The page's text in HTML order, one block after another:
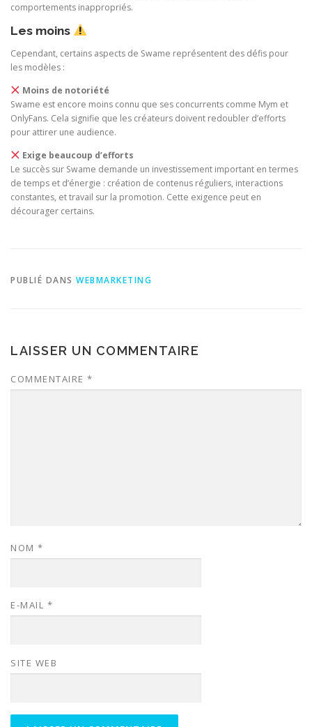
comportements inappropriés.
Les moins
Cependant, certains aspects de Swame représentent des défis pour
les modèles :
Moins de notoriété
Swame est encore moins connu que ses concurrents comme Mym et
OnlyFans. Cela signifie que les créateurs doivent redoubler d’efforts
pour attirer une audience.
Exige beaucoup d’efforts
Le succès sur Swame demande un investissement important en termes
de temps et d’énergie : création de contenus réguliers, interactions
constantes, et travail sur la promotion. Cette exigence peut en
décourager certains.
PUBLIÉ DANS WEBMARKETING
LAISSER UN COMMENTAIRE
COMMENTAIRE *
NOM *
E-MAIL *
SITE WEB